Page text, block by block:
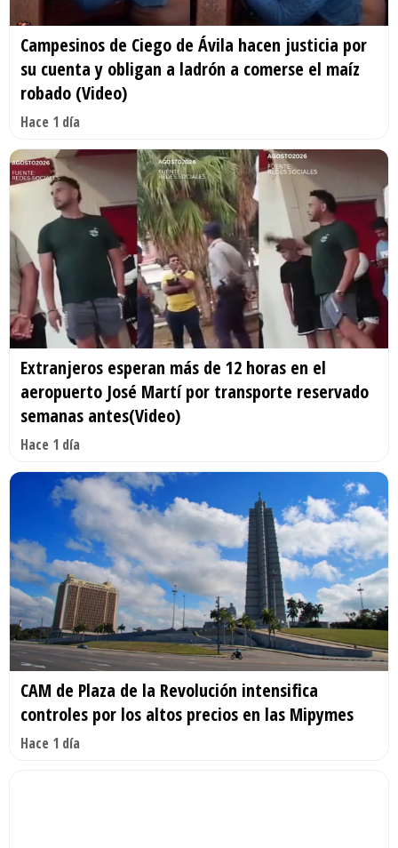
Campesinos de Ciego de Ávila hacen justicia por
su cuenta y obligan a ladrón a comerse el maíz
robado (Video)
Hace 1 día
Extranjeros esperan más de 12 horas en el
aeropuerto José Martí por transporte reservado
semanas antes(Video)
Hace 1 día
CAM de Plaza de la Revolución intensifica
controles por los altos precios en las Mipymes
Hace 1 día